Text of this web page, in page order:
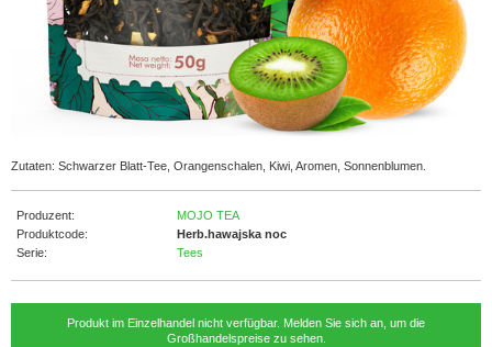
Zutaten: Schwarzer Blatt-Tee, Orangenschalen, Kiwi, Aromen, Sonnenblumen.
Produzent:
MOJO TEA
Produktcode:
Herb.hawajska noc
Serie:
Tees
Produkt im Einzelhandel nicht verfügbar. Melden Sie sich an, um die
Großhandelspreise zu sehen.